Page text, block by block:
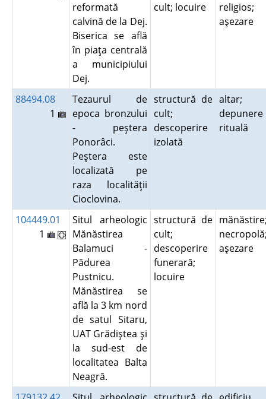
reformată
calvină de la Dej.
Biserica se află
în piaţa centrală
a municipiului
Dej.
cult; locuire
religios;
aşezare
88494.08
1
Tezaurul de
epoca bronzului
- peştera
Ponorâci.
Peştera este
localizată pe
raza localităţii
Cioclovina.
structură de
cult;
descoperire
izolată
altar;
depunere
rituală
104449.01
1
Situl arheologic
Mănăstirea
Balamuci -
Pădurea
Pustnicu.
Mănăstirea se
află la 3 km nord
de satul Sitaru,
UAT Grădiştea şi
la sud-est de
localitatea Balta
Neagră.
structură de
cult;
descoperire
funerară;
locuire
aşezare